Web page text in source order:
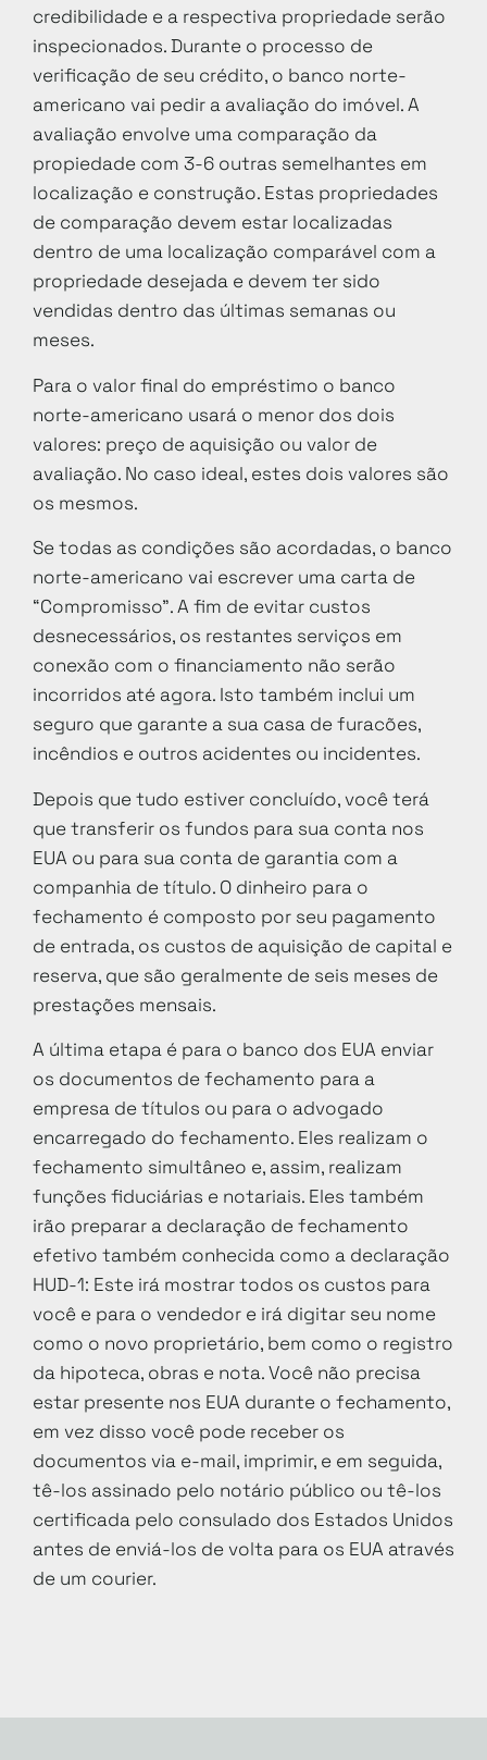
credibilidade e a respectiva propriedade serão
inspecionados. Durante o processo de
verificação de seu crédito, o banco norte-
americano vai pedir a avaliação do imóvel. A
avaliação envolve uma comparação da
propiedade com 3-6 outras semelhantes em
localização e construção. Estas propriedades
de comparação devem estar localizadas
dentro de uma localização comparável com a
propriedade desejada e devem ter sido
vendidas dentro das últimas semanas ou
meses.
Para o valor final do empréstimo o banco
norte-americano usará o menor dos dois
valores: preço de aquisição ou valor de
avaliação. No caso ideal, estes dois valores são
os mesmos.
Se todas as condições são acordadas, o banco
norte-americano vai escrever uma carta de
“Compromisso”. A fim de evitar custos
desnecessários, os restantes serviços em
conexão com o financiamento não serão
incorridos até agora. Isto também inclui um
seguro que garante a sua casa de furacões,
incêndios e outros acidentes ou incidentes.
Depois que tudo estiver concluído, você terá
que transferir os fundos para sua conta nos
EUA ou para sua conta de garantia com a
companhia de título. O dinheiro para o
fechamento é composto por seu pagamento
de entrada, os custos de aquisição de capital e
reserva, que são geralmente de seis meses de
prestações mensais.
A última etapa é para o banco dos EUA enviar
os documentos de fechamento para a
empresa de títulos ou para o advogado
encarregado do fechamento. Eles realizam o
fechamento simultâneo e, assim, realizam
funções fiduciárias e notariais. Eles também
irão preparar a declaração de fechamento
efetivo também conhecida como a declaração
HUD-1: Este irá mostrar todos os custos para
você e para o vendedor e irá digitar seu nome
como o novo proprietário, bem como o registro
da hipoteca, obras e nota. Você não precisa
estar presente nos EUA durante o fechamento,
em vez disso você pode receber os
documentos via e-mail, imprimir, e em seguida,
tê-los assinado pelo notário público ou tê-los
certificada pelo consulado dos Estados Unidos
antes de enviá-los de volta para os EUA através
de um courier.